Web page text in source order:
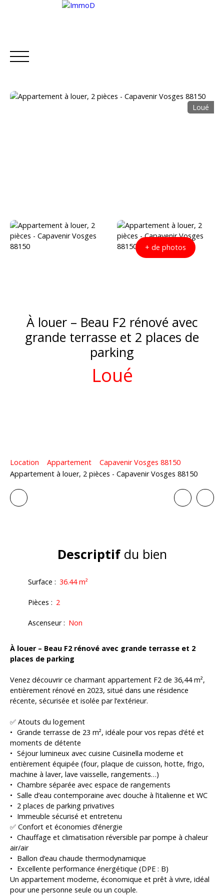
Loué
+ de photos
À louer – B​​​​eau F2 rénové avec
grande terrasse et 2 places de
parking
Loué
Location Appartement
Capavenir Vosges 88150
Appartement à louer, 2 pièces - Capavenir Vosges 88150
Descriptifdu bien
Surface : 36.44m²
Pièces : 2
Ascenseur: Non
À louer – Beau F2 rénové avec grande terrasse et 2
places de parking
Venez découvrir ce charmant appartement F2 de 36,44 m²,
entièrement rénové en 2023, situé dans une résidence
récente, sécurisée et isolée par l’extérieur.
✅ Atouts du logement
Grande terrasse de 23 m², idéale pour vos repas d’été et
moments de détente
Séjour lumineux avec cuisine Cuisinella moderne et
entièrement équipée (four, plaque de cuisson, hotte, frigo,
machine à laver, lave vaisselle, rangements…)
Chambre séparée avec espace de rangements
Salle d’eau contemporaine avec douche à l’italienne et WC
2 places de parking privatives
Immeuble sécurisé et entretenu
✅ Confort et économies d’énergie
Chauffage et climatisation réversible par pompe à chaleur
air/air
Ballon d’eau chaude thermodynamique
Excellente performance énergétique (DPE : B)
Un appartement moderne, économique et prêt à vivre, idéal
pour une personne seule ou un couple.